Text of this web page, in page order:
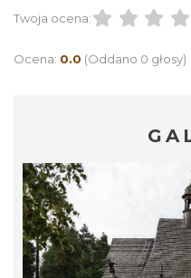
Twoja ocena:
Ocena: 0.0 (Oddano 0 głosy)